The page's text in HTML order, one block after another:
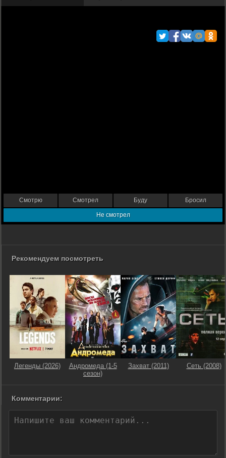
Смотрю Смотрел Буду Бросил
Не смотрел
Рекомендуем посмотреть
Легенды (2026)
Андромеда (1-5
сезон)
Захват (2011) Сеть (2008)
Комментарии: